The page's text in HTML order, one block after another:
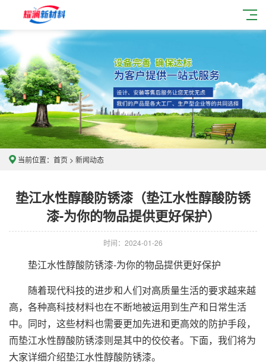
当前位置： 首页 > 新闻动态
垫江水性醇酸防锈漆（垫江水性醇酸防锈
漆-为你的物品提供更好保护）
时间：2024-01-26
垫江水性醇酸防锈漆-为你的物品提供更好保护
随着现代科技的进步和人们对高质量生活的要求越来越
高，各种高科技材料也在不断地被运用到生产和日常生活
中。同时，这些材料也需要更加先进和更高效的防护手段，
而垫江水性醇酸防锈漆则是其中的佼佼者。下面，我们将为
大家详细介绍垫江水性醇酸防锈漆。